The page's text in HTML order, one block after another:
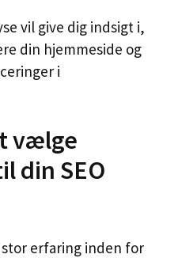
vil give dig indsigt i,
din hjemmeside og
i
vælge
din SEO
stor erfaring inden for